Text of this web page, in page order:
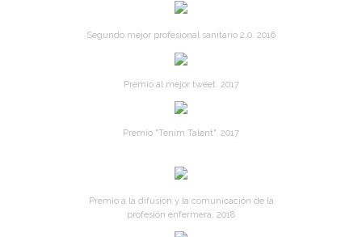
Segundo mejor profesional sanitario 2.0. 2016
Premio al mejor tweet. 2017
Premio "Tenim Talent". 2017
Premio a la difusión y la comunicación de la
profesión enfermera. 2018